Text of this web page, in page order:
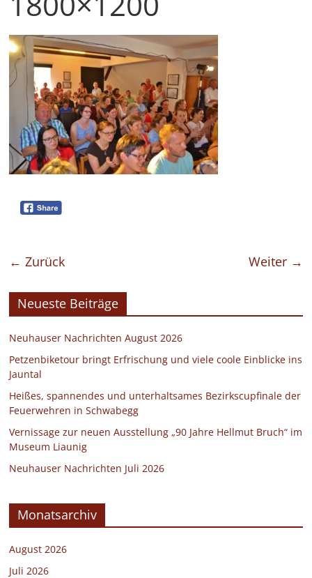
← Zurück Weiter →
Neueste Beiträge
Neuhauser Nachrichten August 2026
Petzenbiketour bringt Erfrischung und viele coole Einblicke ins
Jauntal
Heißes, spannendes und unterhaltsames Bezirkscupfinale der
Feuerwehren in Schwabegg
Vernissage zur neuen Ausstellung „90 Jahre Hellmut Bruch“ im
Museum Liaunig
Neuhauser Nachrichten Juli 2026
Monatsarchiv
August 2026
Juli 2026